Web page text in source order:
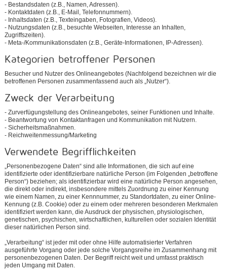
- Bestandsdaten (z.B., Namen, Adressen).
- Kontaktdaten (z.B., E-Mail, Telefonnummern).
- Inhaltsdaten (z.B., Texteingaben, Fotografien, Videos).
- Nutzungsdaten (z.B., besuchte Webseiten, Interesse an Inhalten,
Zugriffszeiten).
- Meta-/Kommunikationsdaten (z.B., Geräte-Informationen, IP-Adressen).
Kategorien betroffener Personen
Besucher und Nutzer des Onlineangebotes (Nachfolgend bezeichnen wir die
betroffenen Personen zusammenfassend auch als „Nutzer“).
Zweck der Verarbeitung
- Zurverfügungstellung des Onlineangebotes, seiner Funktionen und Inhalte.
- Beantwortung von Kontaktanfragen und Kommunikation mit Nutzern.
- Sicherheitsmaßnahmen.
- Reichweitenmessung/Marketing
Verwendete Begrifflichkeiten
„Personenbezogene Daten“ sind alle Informationen, die sich auf eine
identifizierte oder identifizierbare natürliche Person (im Folgenden „betroffene
Person“) beziehen; als identifizierbar wird eine natürliche Person angesehen,
die direkt oder indirekt, insbesondere mittels Zuordnung zu einer Kennung
wie einem Namen, zu einer Kennnummer, zu Standortdaten, zu einer Online-
Kennung (z.B. Cookie) oder zu einem oder mehreren besonderen Merkmalen
identifiziert werden kann, die Ausdruck der physischen, physiologischen,
genetischen, psychischen, wirtschaftlichen, kulturellen oder sozialen Identität
dieser natürlichen Person sind.
„Verarbeitung“ ist jeder mit oder ohne Hilfe automatisierter Verfahren
ausgeführte Vorgang oder jede solche Vorgangsreihe im Zusammenhang mit
personenbezogenen Daten. Der Begriff reicht weit und umfasst praktisch
jeden Umgang mit Daten.